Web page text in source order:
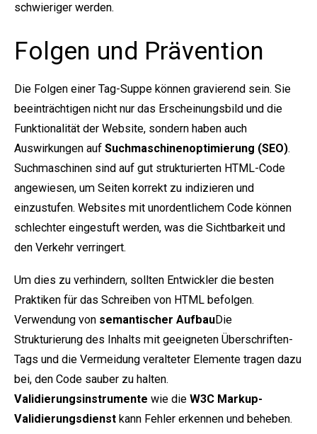
schwieriger werden.
Folgen und Prävention
Die Folgen einer Tag-Suppe können gravierend sein. Sie
beeinträchtigen nicht nur das Erscheinungsbild und die
Funktionalität der Website, sondern haben auch
Auswirkungen auf Suchmaschinenoptimierung (SEO).
Suchmaschinen sind auf gut strukturierten HTML-Code
angewiesen, um Seiten korrekt zu indizieren und
einzustufen. Websites mit unordentlichem Code können
schlechter eingestuft werden, was die Sichtbarkeit und
den Verkehr verringert.
Um dies zu verhindern, sollten Entwickler die besten
Praktiken für das Schreiben von HTML befolgen.
Verwendung von semantischer AufbauDie
Strukturierung des Inhalts mit geeigneten Überschriften-
Tags und die Vermeidung veralteter Elemente tragen dazu
bei, den Code sauber zu halten.
Validierungsinstrumente wie die W3C Markup-
Validierungsdienst kann Fehler erkennen und beheben.